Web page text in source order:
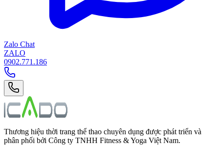
Zalo Chat
ZALO
0902.771.186
Thương hiệu thời trang thể thao chuyên dụng được phát triển và
phân phối bởi Công ty TNHH Fitness & Yoga Việt Nam.